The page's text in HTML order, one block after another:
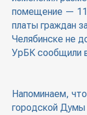
помещение —
платы граждан
Челябинске не
УрБК сообщили
Напоминаем,
городской